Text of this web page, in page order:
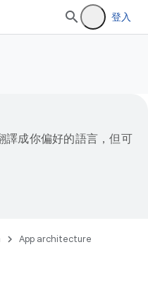
登入
成你偏好的語言，但可
App architecture